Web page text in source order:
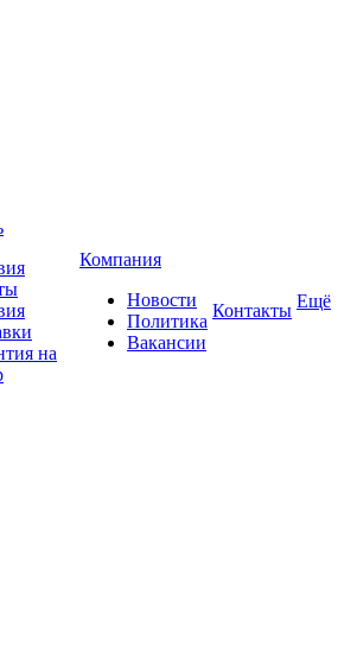
на
Компания
Новости
Политика
Вакансии
Контакты Ещё